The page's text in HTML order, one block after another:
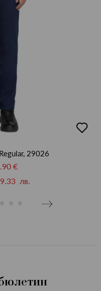
в
29026
€
лв.